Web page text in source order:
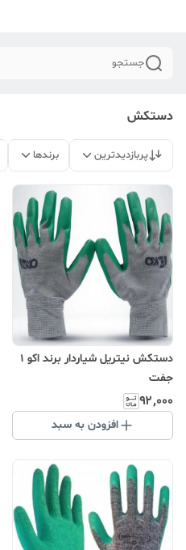
جستجو
دستکش
پربازدیدترین برندها
دستکش نیتریل شیاردار برند اکو 1
جفت
۹۲٬۰۰۰
افزودن به سبد